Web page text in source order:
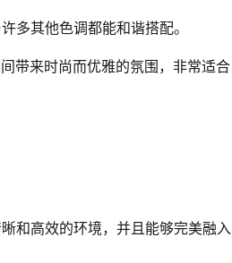
多其他色调都能和谐搭配。
带来时尚而优雅的氛围，非常适合
和高效的环境，并且能够完美融入